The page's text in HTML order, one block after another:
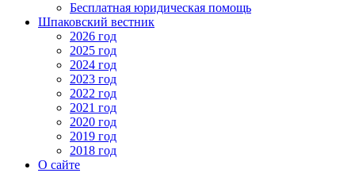
Бесплатная юридическая помощь
Шпаковский вестник
2026 год
2025 год
2024 год
2023 год
2022 год
2021 год
2020 год
2019 год
2018 год
О сайте